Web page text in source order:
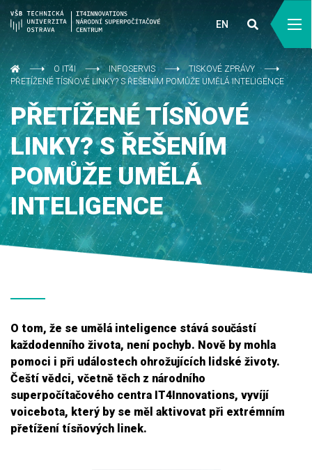
EN
O IT4I INFOSERVIS
TISKOVÉ ZPRÁVY
PŘETÍŽENÉ TÍSŇOVÉ LINKY? S ŘEŠENÍM POMŮŽE UMĚLÁ INTELIGENCE
PŘETÍŽENÉ TÍSŇOVÉ
LINKY? S ŘEŠENÍM
POMŮŽE UMĚLÁ
INTELIGENCE
O tom, že se umělá inteligence stává součástí
každodenního života, není pochyb. Nově by mohla
pomoci i při událostech ohrožujících lidské životy.
Čeští vědci, včetně těch z národního
superpočítačového centra IT4Innovations, vyvíjí
voicebota, který by se měl aktivovat při extrémním
přetížení tísňových linek.